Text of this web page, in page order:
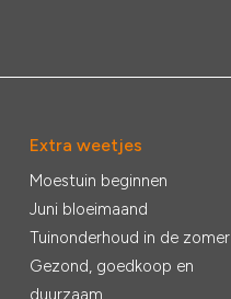
Extra weetjes
Moestuin beginnen
Juni bloeimaand
Tuinonderhoud in de zomer
Gezond, goedkoop en
duurzaam